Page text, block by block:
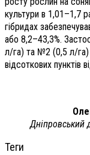
культури в 1,01–1,7
гібридах
або 8,2–43,3%.
л/га) та №2 (0,5 л/га)
відсоткових пунктів
Дніпровський
Теги